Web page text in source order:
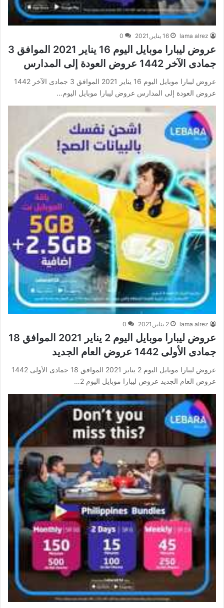
lama alrez 16 يناير,2021 0
عروض ليبارا موبايل اليوم 16 يناير 2021 الموافق 3
جمادى الآخر 1442 عروض العودة إلى المدارس
عروض ليبارا موبايل اليوم 16 يناير 2021 الموافق 3 جمادى الآخر 1442
عروض العودة إلى المدارس عروض ليبارا موبايل اليوم…
lama alrez 2 يناير,2021 0
عروض ليبارا موبايل اليوم 2 يناير 2021 الموافق 18
جمادى الأولى 1442 عروض العام الجديد
عروض ليبارا موبايل اليوم 2 يناير 2021 الموافق 18 جمادى الأولى 1442
عروض العام الجديد عروض ليبارا موبايل اليوم 2…